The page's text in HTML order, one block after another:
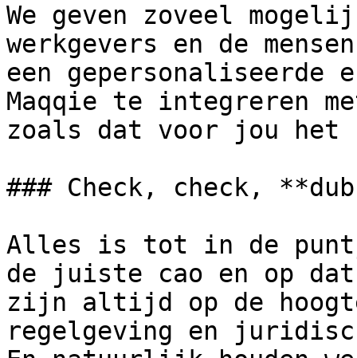
We geven zoveel
werkgevers en de
een gepersonaliseerde
Maqqie te integreren
zoals dat voor jou het
### Check, check,
Alles is tot in de
de juiste cao en op dat
zijn altijd op de
regelgeving en